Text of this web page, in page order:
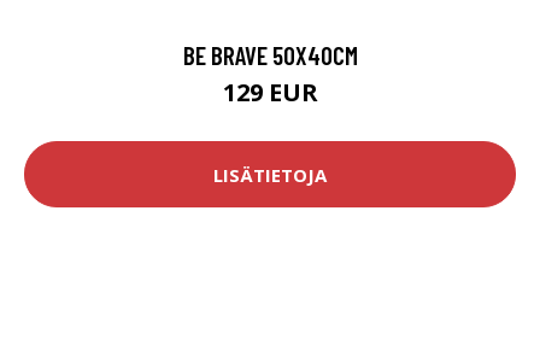
BE BRAVE 50X40CM
129 EUR
LISÄTIETOJA